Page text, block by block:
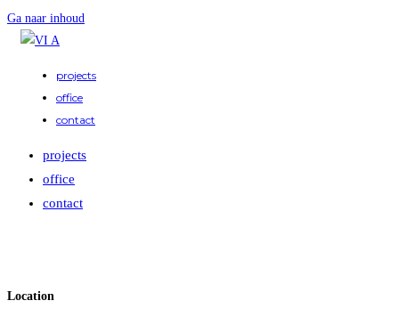
Ga naar inhoud
projects
office
contact
projects
office
contact
Location